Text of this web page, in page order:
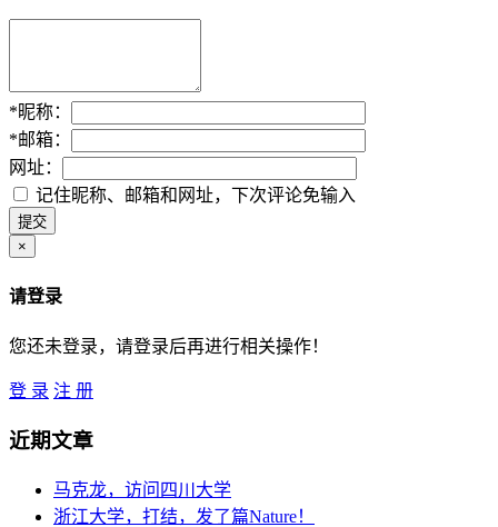
*昵称：
*邮箱：
网址：
记住昵称、邮箱和网址，下次评论免输入
×
请登录
您还未登录，请登录后再进行相关操作！
登 录 注 册
近期文章
马克龙，访问四川大学
浙江大学，打结，发了篇Nature！